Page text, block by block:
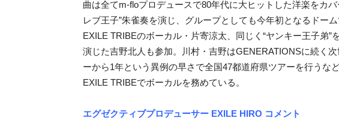
曲は全てm-floプロデュースで80年代に大ヒットした洋楽をカ
レブ王子”朱雀奏を演じ、グループとしても今年初となるドー
EXILE TRIBEのボーカル・片寄涼太、同じく“ヤンキー王子弟”
演じた吉野北人も参加。川村・吉野はGENERATIONSに続く
ーから1年という異例の早さで全国47都道府県ツアーを行うな
EXILE TRIBEでボーカルを務めている。
エグゼクティブプロデューサー EXILE HIRO コメント